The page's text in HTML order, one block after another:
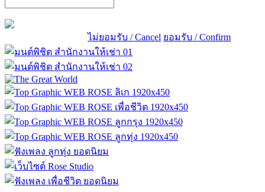
ไม่ยอมรับ / Cancel ยอมรับ / Confirm